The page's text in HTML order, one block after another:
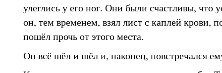
улеглись у его ног. Они были счастливы, что
он, тем временем, взял лист с каплей крови,
пошёл прочь от этого места.
Он всё шёл и шёл и, наконец, повстречался